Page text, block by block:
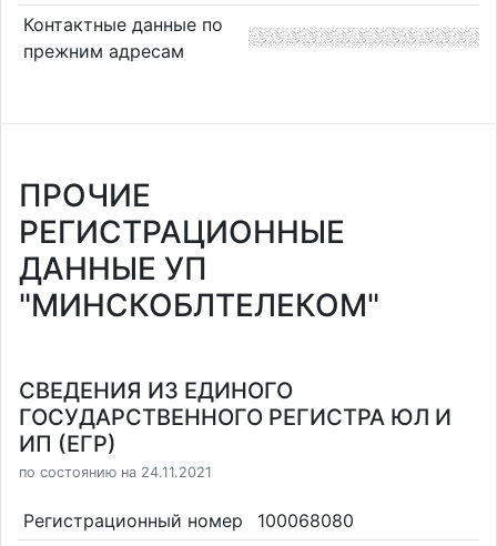
Контактные данные по
прежним адресам
ПРОЧИЕ
РЕГИСТРАЦИОННЫЕ
ДАННЫЕ УП
"МИНСКОБЛТЕЛЕКОМ"
СВЕДЕНИЯ ИЗ ЕДИНОГО
ГОСУДАРСТВЕННОГО РЕГИСТРА ЮЛ И
ИП (ЕГР)
по состоянию на 24.11.2021
Регистрационный номер
100068080